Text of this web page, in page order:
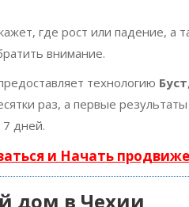
где рост или падение, а
внимание.
технологию Буст
раз, а первые
дней.
и Начать
дом в Чехии